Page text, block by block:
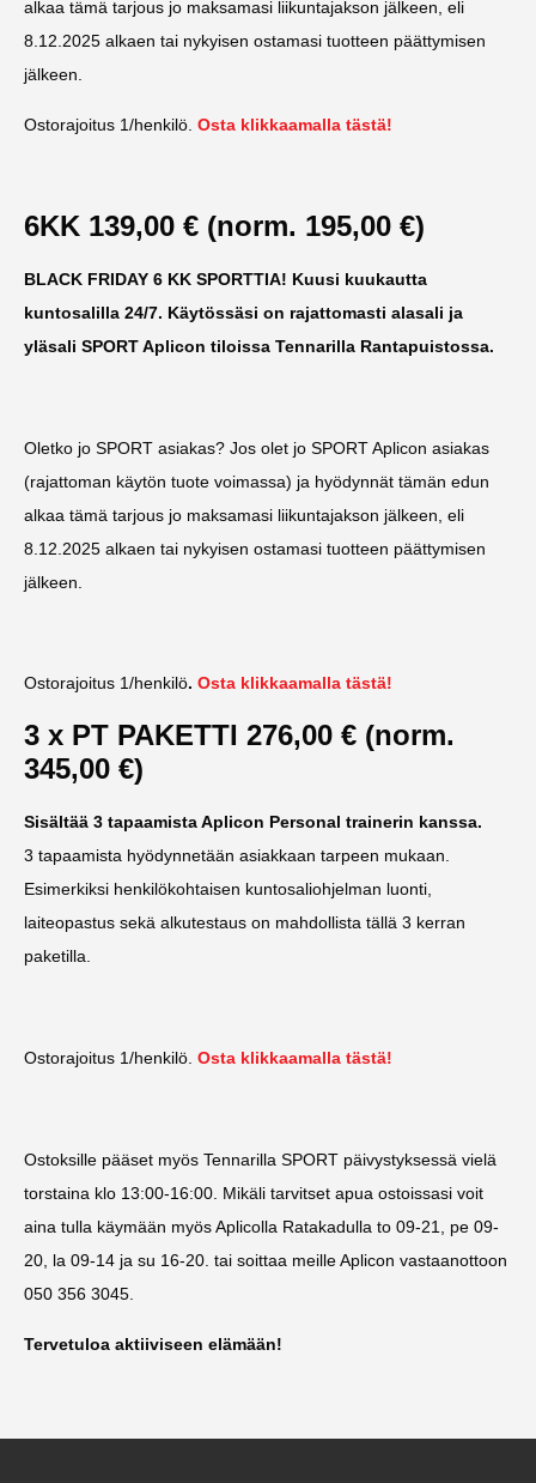
alkaa tämä tarjous jo maksamasi liikuntajakson jälkeen, eli
8.12.2025 alkaen tai nykyisen ostamasi tuotteen päättymisen
jälkeen.
Ostorajoitus 1/henkilö. Osta klikkaamalla tästä!
6KK 139,00 € (norm. 195,00 €)
BLACK FRIDAY 6 KK SPORTTIA! Kuusi kuukautta
kuntosalilla 24/7. Käytössäsi on rajattomasti alasali ja
yläsali SPORT Aplicon tiloissa Tennarilla Rantapuistossa.
Oletko jo SPORT asiakas? Jos olet jo SPORT Aplicon asiakas
(rajattoman käytön tuote voimassa) ja hyödynnät tämän edun
alkaa tämä tarjous jo maksamasi liikuntajakson jälkeen, eli
8.12.2025 alkaen tai nykyisen ostamasi tuotteen päättymisen
jälkeen.
Ostorajoitus 1/henkilö. Osta klikkaamalla tästä!
3 x PT PAKETTI 276,00 € (norm.
345,00 €)
Sisältää 3 tapaamista Aplicon Personal trainerin kanssa.
3 tapaamista hyödynnetään asiakkaan tarpeen mukaan.
Esimerkiksi henkilökohtaisen kuntosaliohjelman luonti,
laiteopastus sekä alkutestaus on mahdollista tällä 3 kerran
paketilla.
Ostorajoitus 1/henkilö. Osta klikkaamalla tästä!
Ostoksille pääset myös Tennarilla SPORT päivystyksessä vielä
torstaina klo 13:00-16:00. Mikäli tarvitset apua ostoissasi voit
aina tulla käymään myös Aplicolla Ratakadulla to 09-21, pe 09-
20, la 09-14 ja su 16-20. tai soittaa meille Aplicon vastaanottoon
050 356 3045.
Tervetuloa aktiiviseen elämään!